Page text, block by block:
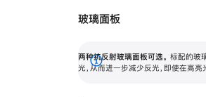
有高亮光源的场所使用，也能保持出色画质。
玻璃面板
两种抗反射玻璃面板可选。 标配的玻
光，从而进一步减少反光，即使在高
展